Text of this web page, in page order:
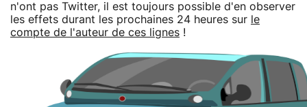
n'ont pas Twitter, il est toujours possible d'en observer
les effets durant les prochaines 24 heures sur le
compte de l'auteur de ces lignes !